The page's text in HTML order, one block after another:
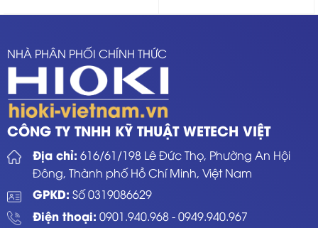
NHÀ PHÂN PHỐI CHÍNH THỨC
CÔNG TY TNHH KỸ THUẬT WETECH VIỆT
Địa chỉ: 616/61/198 Lê Đức Thọ, Phường An Hội
Đông, Thành phố Hồ Chí Minh, Việt Nam
GPKD: Số 0319086629
Điện thoại: 0901.940.968-0949.940.967